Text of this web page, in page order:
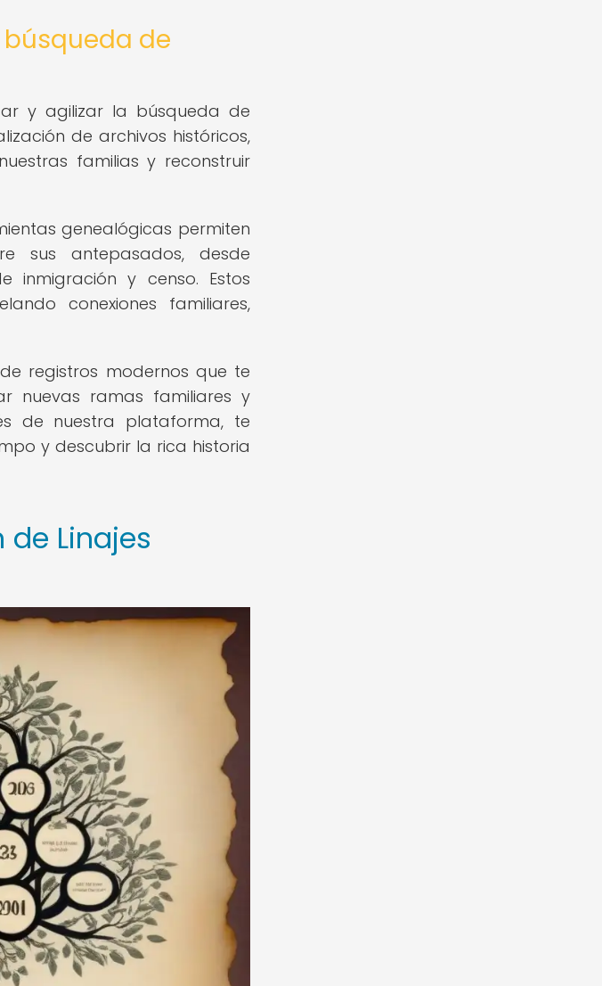
de
y agilizar la búsqueda de
de archivos históricos,
familias y reconstruir
genealógicas permiten
sus antepasados, desde
inmigración y censo. Estos
conexiones familiares,
registros modernos que te
nuevas ramas familiares y
de nuestra plataforma, te
y descubrir la rica historia
de Linajes